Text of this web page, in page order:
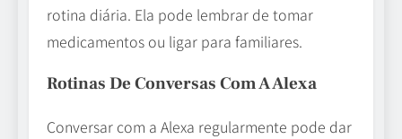
rotina diária. Ela pode lembrar de tomar
medicamentos ou ligar para familiares.
Rotinas De Conversas Com A Alexa
Conversar com a Alexa regularmente pode dar